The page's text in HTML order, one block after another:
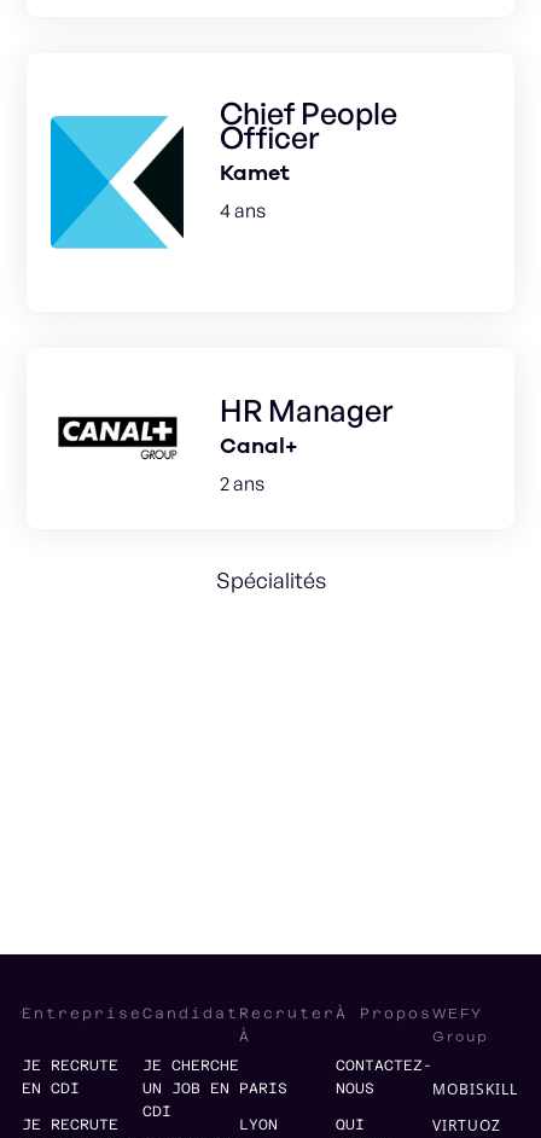
Chief People
Officer
Kamet
4 ans
HR Manager
Canal+
2 ans
Spécialités
Entreprise
JE RECRUTE
EN CDI
JE RECRUTE
Candidat
JE CHERCHE
UN JOB EN
CDI
Recruter
À
PARIS
LYON
À Propos
CONTACTEZ-
NOUS
QUI
WEFY
Group
MOBISKILL
VIRTUOZ